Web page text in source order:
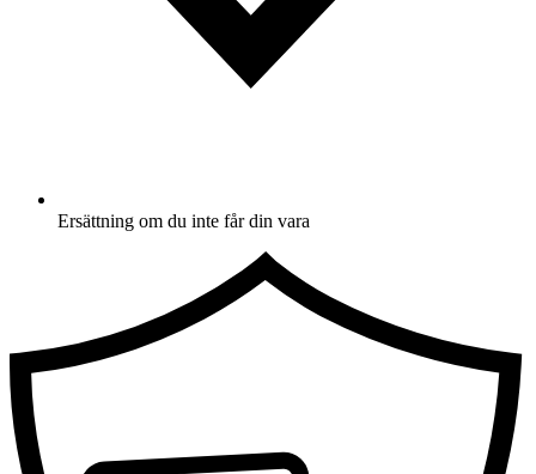
Ersättning om du inte får din vara